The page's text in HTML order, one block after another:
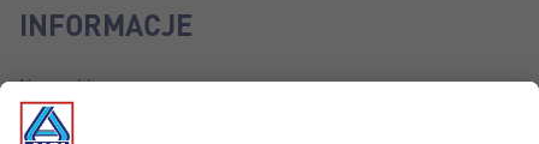
INFORMACJE
Nasze sklepy
Planowane otwarcia